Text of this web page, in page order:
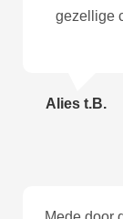
gezellige
Alies t.B.